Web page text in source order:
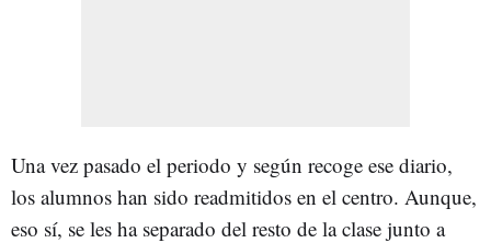
Una vez pasado el periodo y según recoge ese diario,
los alumnos han sido readmitidos en el centro. Aunque,
eso sí, se les ha separado del resto de la clase junto a